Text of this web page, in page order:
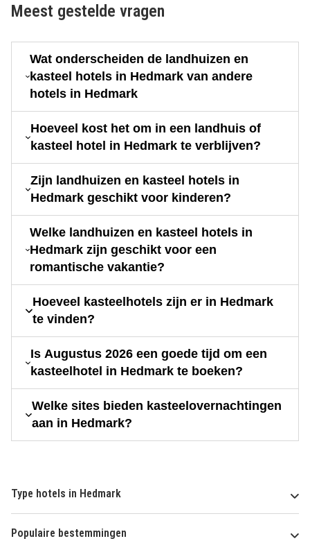
Meest gestelde vragen
Wat onderscheiden de landhuizen en
kasteel hotels in Hedmark van andere
hotels in Hedmark
Hoeveel kost het om in een landhuis of
kasteel hotel in Hedmark te verblijven?
Zijn landhuizen en kasteel hotels in
Hedmark geschikt voor kinderen?
Welke landhuizen en kasteel hotels in
Hedmark zijn geschikt voor een
romantische vakantie?
Hoeveel kasteelhotels zijn er in Hedmark
te vinden?
Is Augustus 2026 een goede tijd om een
kasteelhotel in Hedmark te boeken?
Welke sites bieden kasteelovernachtingen
aan in Hedmark?
Type hotels in Hedmark
Populaire bestemmingen